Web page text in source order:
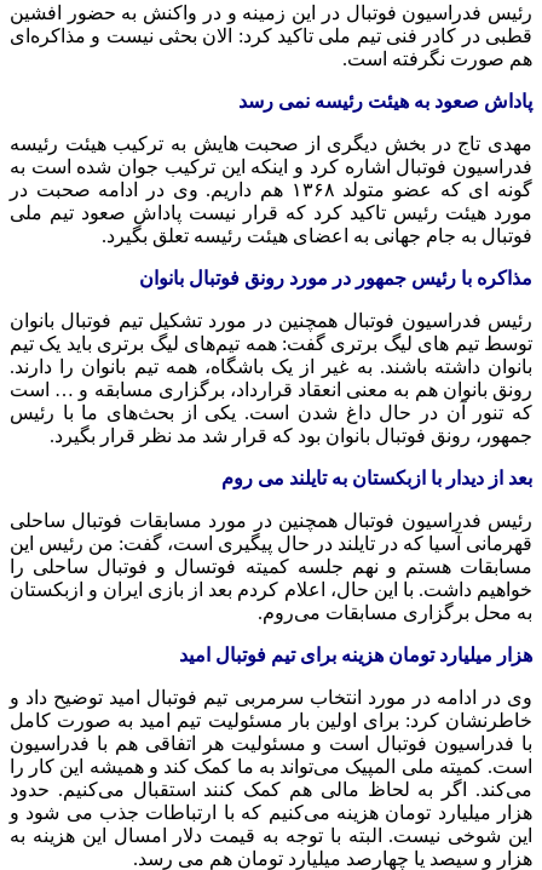
رئیس فدراسیون فوتبال در این زمینه و در واکنش به حضور افشین
قطبی در کادر فنی تیم ملی تاکید کرد: الان بحثی نیست و مذاکره‌ای
هم صورت نگرفته است.
پاداش صعود به هیئت رئیسه نمی رسد
مهدی تاج در بخش دیگری از صحبت هایش به ترکیب هیئت رئیسه
فدراسیون فوتبال اشاره کرد و اینکه این ترکیب جوان شده است به
گونه ای که عضو متولد ۱۳۶۸ هم داریم. وی در ادامه صحبت در
مورد هیئت رئیس تاکید کرد که قرار نیست پاداش صعود تیم ملی
فوتبال به جام جهانی به اعضای هیئت رئیسه تعلق بگیرد.
مذاکره با رئیس جمهور در مورد رونق فوتبال بانوان
رئیس فدراسیون فوتبال همچنین در مورد تشکیل تیم فوتبال بانوان
توسط تیم های لیگ برتری گفت: همه تیم‌های لیگ برتری باید یک تیم
بانوان داشته باشند. به غیر از یک باشگاه، همه تیم بانوان را دارند.
رونق بانوان هم به معنی انعقاد قرارداد، برگزاری مسابقه و … است
که تنور آن در حال داغ شدن است. یکی از بحث‌های ما با رئیس
جمهور، رونق فوتبال بانوان بود که قرار شد مد نظر قرار بگیرد.
بعد از دیدار با ازبکستان به تایلند می روم
رئیس فدراسیون فوتبال همچنین در مورد مسابقات فوتبال ساحلی
قهرمانی آسیا که در تایلند در حال پیگیری است، گفت: من رئیس این
مسابقات هستم و نهم جلسه کمیته فوتسال و فوتبال ساحلی را
خواهیم داشت. با این حال، اعلام کردم بعد از بازی ایران و ازبکستان
به محل برگزاری مسابقات می‌روم.
هزار میلیارد تومان هزینه برای تیم فوتبال امید
وی در ادامه در مورد انتخاب سرمربی تیم فوتبال امید توضیح داد و
خاطرنشان کرد: برای اولین بار مسئولیت تیم امید به صورت کامل
با فدراسیون فوتبال است و مسئولیت هر اتفاقی هم با فدراسیون
است. کمیته ملی المپیک می‌تواند به ما کمک کند و همیشه این کار را
می‌کند. اگر به لحاظ مالی هم کمک کنند استقبال می‌کنیم. حدود
هزار میلیارد تومان هزینه می‌کنیم که با ارتباطات جذب می شود و
این شوخی نیست. البته با توجه به قیمت دلار امسال این هزینه به
هزار و سیصد یا چهارصد میلیارد تومان هم می رسد.